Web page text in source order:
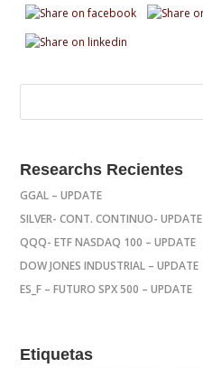
Researchs Recientes
GGAL – UPDATE
SILVER- CONT. CONTINUO- UPDATE
QQQ- ETF NASDAQ 100 – UPDATE
DOW JONES INDUSTRIAL – UPDATE
ES_F – FUTURO SPX 500 – UPDATE
Etiquetas